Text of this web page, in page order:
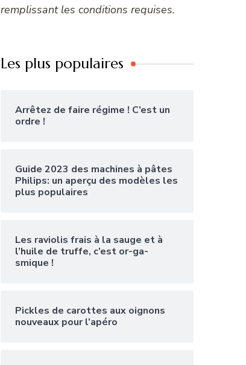
remplissant les conditions requises.
Les plus populaires
Arrêtez de faire régime ! C’est un
ordre !
Guide 2023 des machines à pâtes
Philips: un aperçu des modèles les
plus populaires
Les raviolis frais à la sauge et à
l’huile de truffe, c’est or-ga-
smique !
Pickles de carottes aux oignons
nouveaux pour l’apéro